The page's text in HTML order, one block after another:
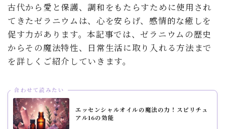
古代から愛と保護、調和をもたらすために使用され
てきたゼラニウムは、心を安らげ、感情的な癒しを
促す力があります。本記事では、ゼラニウムの歴史
からその魔法特性、日常生活に取り入れる方法まで
を詳しくご紹介していきます。
合わせて読みたい
エッセンシャルオイルの魔法の力！スピリチュ
アル16の効能